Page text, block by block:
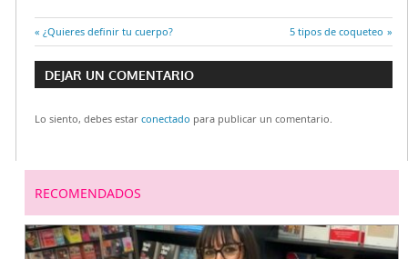
Navegación
de
entradas
Entrada
anterior:
¿Quieres definir tu cuerpo?
Entrada
siguiente:
5 tipos de coqueteo
DEJAR UN COMENTARIO
Lo siento, debes estar conectado para publicar un comentario.
RECOMENDADOS